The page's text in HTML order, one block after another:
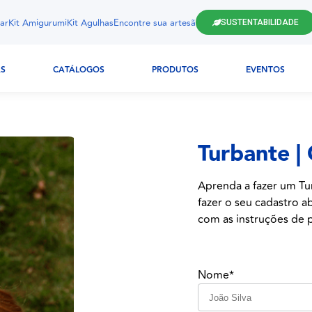
Kit AmigurumiKit AgulhasEncontre sua artesã SUSTENTABILIDADE
CATÁLOGOS PRODUTOS EVENTOS
Turbante |
Aprenda a fazer um
fazer o seu cadastro
com as instruções de
Nome*